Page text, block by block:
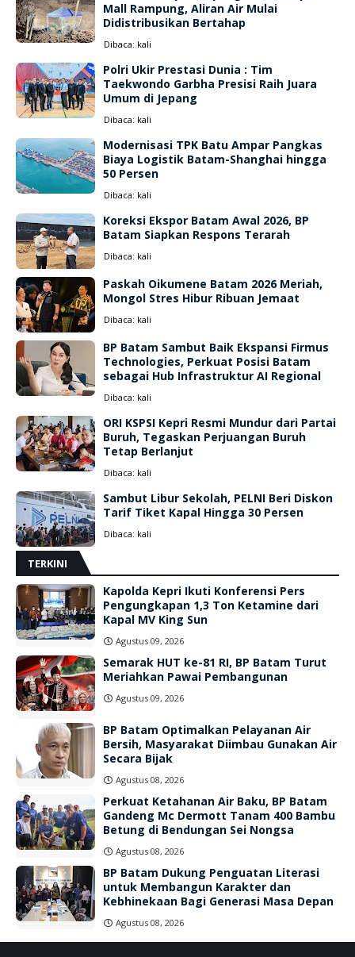
Mall Rampung, Aliran Air Mulai
Didistribusikan Bertahap
Dibaca: kali
Polri Ukir Prestasi Dunia : Tim
Taekwondo Garbha Presisi Raih Juara
Umum di Jepang
Dibaca: kali
Modernisasi TPK Batu Ampar Pangkas
Biaya Logistik Batam-Shanghai hingga
50 Persen
Dibaca: kali
Koreksi Ekspor Batam Awal 2026, BP
Batam Siapkan Respons Terarah
Dibaca: kali
Paskah Oikumene Batam 2026 Meriah,
Mongol Stres Hibur Ribuan Jemaat
Dibaca: kali
BP Batam Sambut Baik Ekspansi Firmus
Technologies, Perkuat Posisi Batam
sebagai Hub Infrastruktur AI Regional
Dibaca: kali
ORI KSPSI Kepri Resmi Mundur dari Partai
Buruh, Tegaskan Perjuangan Buruh
Tetap Berlanjut
Dibaca: kali
Sambut Libur Sekolah, PELNI Beri Diskon
Tarif Tiket Kapal Hingga 30 Persen
Dibaca: kali
TERKINI
Kapolda Kepri Ikuti Konferensi Pers
Pengungkapan 1,3 Ton Ketamine dari
Kapal MV King Sun
Agustus 09, 2026
Semarak HUT ke-81 RI, BP Batam Turut
Meriahkan Pawai Pembangunan
Agustus 09, 2026
BP Batam Optimalkan Pelayanan Air
Bersih, Masyarakat Diimbau Gunakan Air
Secara Bijak
Agustus 08, 2026
Perkuat Ketahanan Air Baku, BP Batam
Gandeng Mc Dermott Tanam 400 Bambu
Betung di Bendungan Sei Nongsa
Agustus 08, 2026
BP Batam Dukung Penguatan Literasi
untuk Membangun Karakter dan
Kebhinekaan Bagi Generasi Masa Depan
Agustus 08, 2026